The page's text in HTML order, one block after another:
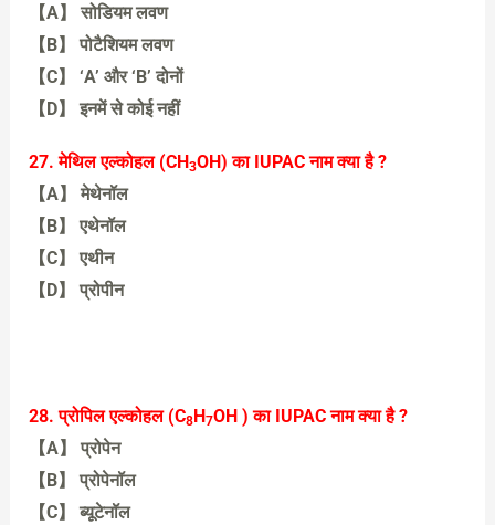
【A】 सोडियम लवण
【B】 पोटैशियम लवण
【C】 ‘A’ और ‘B’ दोनों
【D】 इनमें से कोई नहीं
【C】 ‘A’ और ‘B’ दोनों
27. मेथिल एल्कोहल (CH3OH) का IUPAC नाम क्या है ?
【A】 मेथेनॉल
【B】 एथेनॉल
【C】 एथीन
【D】 प्रोपीन
28. प्रोपिल एल्कोहल (C8 H7OH ) का IUPAC नाम क्या है ?
【A】 प्रोपेन
【B】 प्रोपेनॉल
【C】 ब्यूटेनॉल